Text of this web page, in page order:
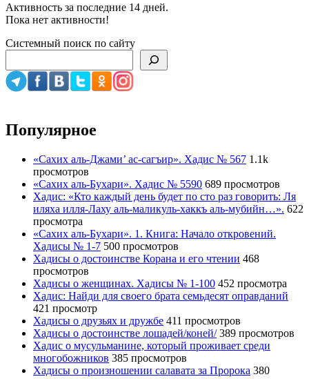
Активность за последние 14 дней.
Пока нет активности!
Системный поиск по сайту
Популярное
«Сахих аль-Джами’ ас-сагъир». Хадис № 567 1.1k
просмотров
«Сахих аль-Бухари». Хадис № 5590 689 просмотров
Хадис: «Кто каждый день будет по сто раз говорить: Ля
иляха илля-Лаху аль-маликуль-хаккъ аль-мубийн…». 622
просмотра
«Сахих аль-Бухари». 1. Книга: Начало откровений.
Хадисы № 1-7 500 просмотров
Хадисы о достоинстве Корана и его чтении 468
просмотров
Хадисы о женщинах. Хадисы № 1-100 452 просмотра
Хадис: Найди для своего брата семьдесят оправданий
421 просмотр
Хадисы о друзьях и дружбе 411 просмотров
Хадисы о достоинстве лошадей/коней/ 389 просмотров
Хадис о мусульманине, который проживает среди
многобожников 385 просмотров
Хадисы о произношении салавата за Пророка 380